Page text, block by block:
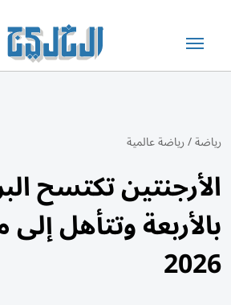
رياضة/رياضة عالمية
الأرجنتين تكتسح
بالأربعة وتتأهل
2026